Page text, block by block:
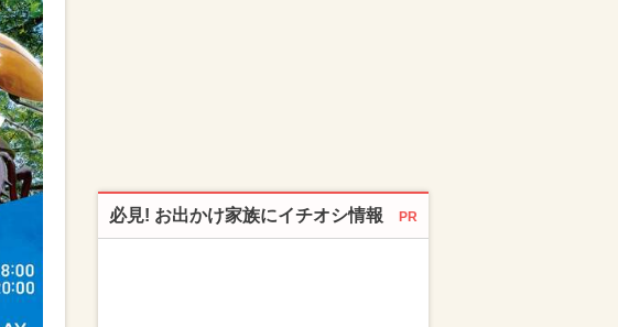
必見! お出かけ家族にイチオシ情報 PR